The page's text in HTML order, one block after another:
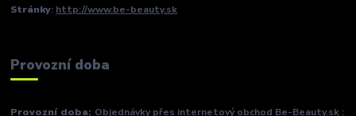
Stránky: http://www.be-beauty.sk
Provozní doba
Provozní doba: Objednávky přes internetový obchod Be-Beauty.sk :